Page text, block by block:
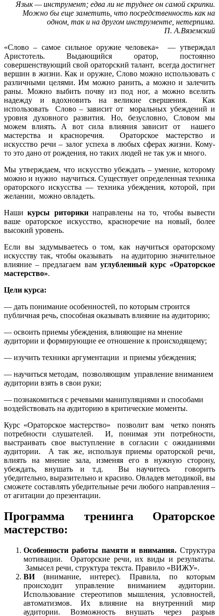
Язык — инструмент; едва ли не труднее он самой скрипки.
Можно бы еще заметить, что посредственность как на
одном, так и на другом инструменте, нетерпима.
П. А.Вяземский
«Слово – самое сильное оружие человека» — утверждал
Аристотель. Выдающийся оратор, постоянно
совершенствующий свой ораторский талант, всегда достигнет
вершин в жизни. Как и оружие, Слово можно использовать с
различными целями. Им можно ранить, а можно и залечить
раны. Можно выбить почву из под ног, а можно вселить
надежду и вдохновить на великие свершения. Как
использовать Слово – зависит от моральных убеждений и
уровня духовного развития. Но, безусловно, Словом мы
можем влиять. А вот сила влияния зависит от нашего
мастерства и красноречия. Ораторское мастерство и
искусство речи – залог успеха в любых сферах жизни. Кому-
то это дано от рождения, но таких людей не так уж и много.
Мы утверждаем, что искусство убеждать – умение, которому
можно и нужно научиться. Существует определенная техника
ораторского искусства — техника убеждения, которой, при
желании, можно овладеть.
Нашикурсы риторикинаправлены на то, чтобы вывести
ваше ораторское искусство, красноречие на новый, более
высокий уровень.
Если вы задумываетесь о том, как научиться ораторскому
искусству так, чтобы оказывать на аудиторию значительное
влияние – предлагаем вам углубленный курс «Ораторское
мастерство».
Цели курса:
— дать понимание особенностей, по которым строится
публичная речь, способная оказывать влияние на аудиторию;
— освоить приемы убеждения, влияющие на мнение
аудитории и формирующие ее отношение к происходящему;
— изучить техники аргументации и приемы убеждения;
— научиться методам, позволяющим управление вниманием
аудитории взять в свои руки;
— познакомиться с речевыми манипуляциями и способами
воздействовать на аудиторию в критические моменты.
Курс «Ораторское мастерство» позволит вам четко понять
потребности слушателей. И, понимая эти потребности,
выстраивать свое выступление в согласии с ожиданиями
аудитории. А так же, используя приемы ораторской речи,
влиять на мнение зала, изменяя его в нужную сторону,
убеждать, внушать и т.д. Вы научитесь говорить
убедительно, выразительно и красиво. Овладев методикой, вы
сможете составлять убедительные речи любого направления –
от агитации до презентации.
Программа тренинга Ораторское
мастерство:
Особенности работы памяти и внимания. Структура
мотивации. Ораторские речи, их виды и результаты.
Замысел речи, структура текста. Правило «ВИЖУ».
ВИ(внимание, интерес). Правила, по которым
происходит управление вниманием аудитории.
Использование стереотипов мышления, условностей,
автоматизмов. Их влияние на внутренний мир
аудитории. Возможность внушать через разрыв